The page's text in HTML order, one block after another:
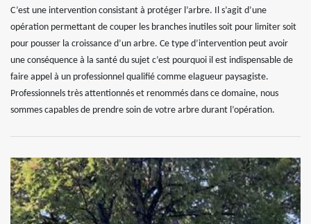
C’est une intervention consistant à protéger l’arbre. Il s’agit d’une
opération permettant de couper les branches inutiles soit pour limiter soit
pour pousser la croissance d’un arbre. Ce type d’intervention peut avoir
une conséquence à la santé du sujet c’est pourquoi il est indispensable de
faire appel à un professionnel qualifié comme elagueur paysagiste.
Professionnels très attentionnés et renommés dans ce domaine, nous
sommes capables de prendre soin de votre arbre durant l’opération.